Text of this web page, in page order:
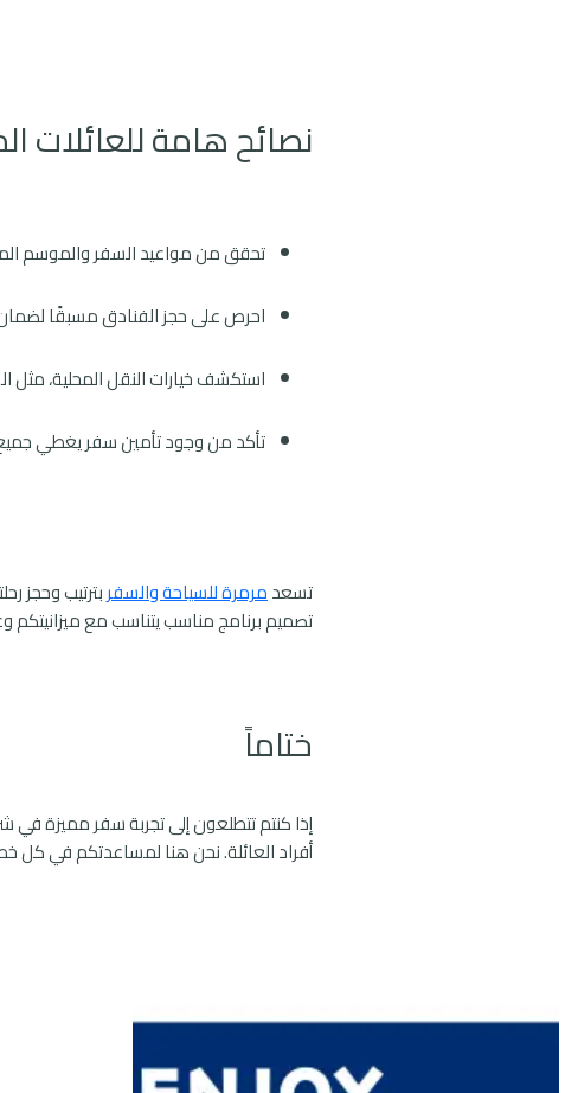
نصائح هامة للعائلات
تحقق من مواعيد السفر والموسم
احرص على حجز الفنادق مسبقًا
استكشف خيارات النقل المحلية، مثل
تأكد من وجود تأمين سفر يغطي جميع
تسعدمرمرة للسياحة والسفربترتيب وحجز
تصميم برنامج مناسب يتناسب مع ميزانيتكم
ختاماً
إذا كنتم تتطلعون إلى تجربة سفر مميزة في
أفراد العائلة. نحن هنا لمساعدتكم في كل